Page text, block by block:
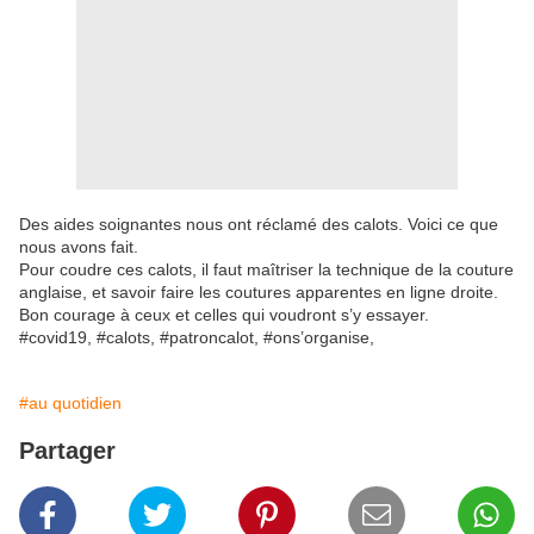
Des aides soignantes nous ont réclamé des calots. Voici ce que
nous avons fait.
Pour coudre ces calots, il faut maîtriser la technique de la couture
anglaise, et savoir faire les coutures apparentes en ligne droite.
Bon courage à ceux et celles qui voudront s’y essayer.
#covid19, #calots, #patroncalot, #ons’organise,
#au quotidien
Partager